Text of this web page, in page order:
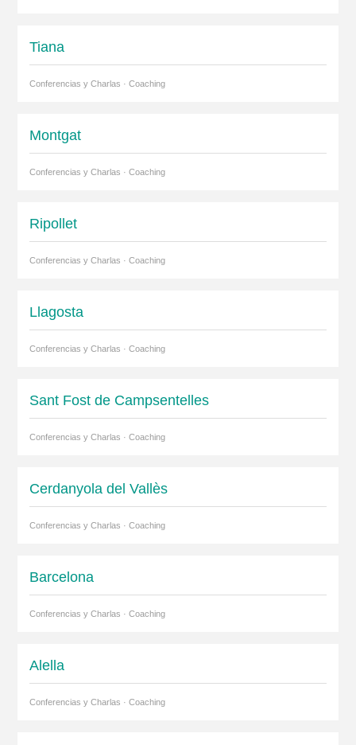
Tiana
Conferencias y Charlas · Coaching
Montgat
Conferencias y Charlas · Coaching
Ripollet
Conferencias y Charlas · Coaching
Llagosta
Conferencias y Charlas · Coaching
Sant Fost de Campsentelles
Conferencias y Charlas · Coaching
Cerdanyola del Vallès
Conferencias y Charlas · Coaching
Barcelona
Conferencias y Charlas · Coaching
Alella
Conferencias y Charlas · Coaching